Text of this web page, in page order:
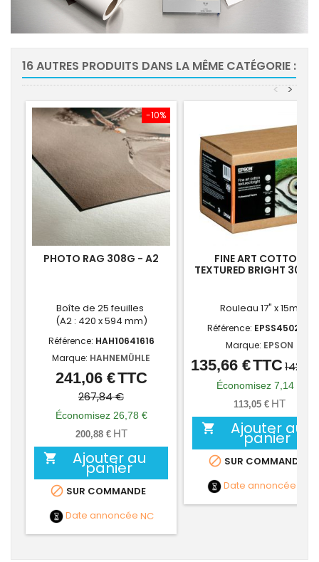
16 AUTRES PRODUITS DANS LA MÊME CATÉGORIE :
>
<
-10%
PHOTO RAG 308G - A2
Boîte de 25 feuilles
(A2 : 420 x 594 mm)
Référence: HAH10641616
Marque: HAHNEMÜHLE
Prix
Prix
de
base
241,06 €TTC
267,84 €
Économisez 26,78 €
200,88 € HT
 Ajouter au
panier
 SUR COMMANDE
Date annoncée NC
FINE ART COTTON
TEXTURED BRIGHT
Rouleau 17" x 15m
Référence: EPSS450284
Marque: EPSON
Prix
Prix
de
base
135,66 €TTC
Économisez 7,14 €
113,05 € HT
 Ajouter au
panier
 SUR COMMANDE
Date annoncée